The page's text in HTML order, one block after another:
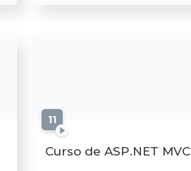
11
Curso de ASP.NET MVC